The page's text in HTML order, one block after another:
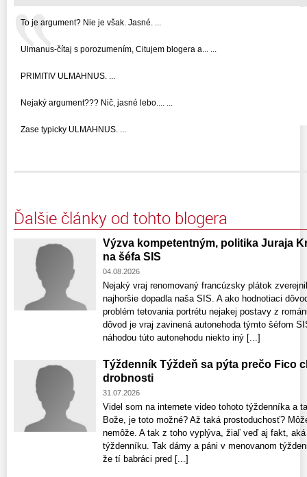
To je argument? Nie je však. Jasné. ...
Ulmanus-čítaj s porozumením, Citujem blogera a... ...
PRIMITIV ULMAHNUS. ...
Nejaký argument??? Nič, jasné lebo.... ...
Zase typicky ULMAHNUS. ...
Ďalšie články od tohto blogera
Výzva kompetentným, politika Juraja
na šéfa SIS
04.08.2026
Nejaký vraj renomovaný francúzsky plátok
najhoršie dopadla naša SIS. A ako hodnotiaci
problém tetovania portrétu nejakej postavy z
dôvod je vraj zavinená autonehoda týmto šéfom
náhodou túto autonehodu niekto iný [...]
Týždenník Týždeň sa pýta prečo Fico
drobnosti
31.07.2026
Videl som na internete video tohoto týždenníka a
Bože, je toto možné? Až taká prostoduchosť?
nemôže. A tak z toho vyplýva, žiaľ veď aj fakt,
týždenníku. Tak dámy a páni v menovanom
že tí babráci pred [...]